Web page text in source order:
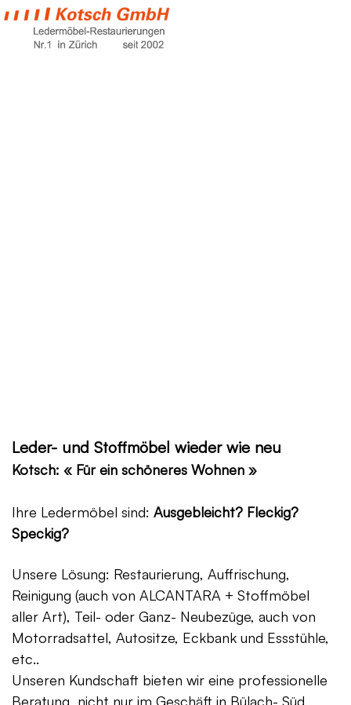
Leder- und Stoffmöbel wieder wie neu
Kotsch: « Für ein schöneres Wohnen »
Ihre Ledermöbel sind: Ausgebleicht? Fleckig?
Speckig?
Unsere Lösung: Restaurierung, Auffrischung,
Reinigung (auch von ALCANTARA + Stoffmöbel
aller Art), Teil- oder Ganz- Neubezüge, auch von
Motorradsattel, Autositze, Eckbank und Essstühle,
etc..
Unseren Kundschaft bieten wir eine professionelle
Beratung, nicht nur im Geschäft in Bülach- Süd,